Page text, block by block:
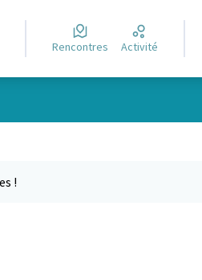
Rencontres Activité
!